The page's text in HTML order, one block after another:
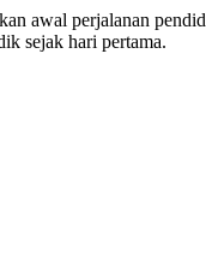
awal perjalanan
sejak hari pertama.